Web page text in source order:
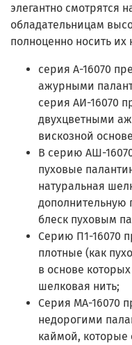
элегантно смотрятся
обладательницам
полноценно носить их
серия А-16070
ажурными
серия АИ-16070
двухцветными
вискозной
В серию АШ-
пуховые
натуральная
дополнительную
блеск пуховым
Серию П1-16070
плотные (как
в основе
шелковая нить;
Серия МА-16070
недорогими
каймой,